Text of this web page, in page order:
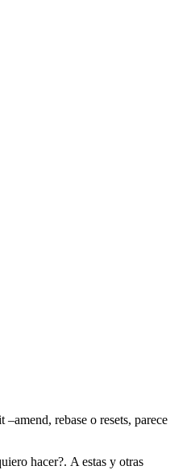
rebase o resets, parece
hacer?. A estas y otras